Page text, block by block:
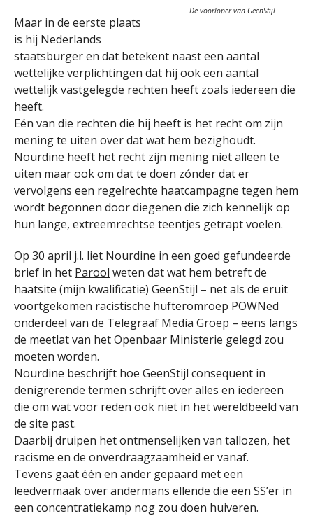
De voorloper van GeenStijl
Maar in de eerste plaats
is hij Nederlands
staatsburger en dat betekent naast een aantal
wettelijke verplichtingen dat hij ook een aantal
wettelijk vastgelegde rechten heeft zoals iedereen die
heeft.
Eén van die rechten die hij heeft is het recht om zijn
mening te uiten over dat wat hem bezighoudt.
Nourdine heeft het recht zijn mening niet alleen te
uiten maar ook om dat te doen zónder dat er
vervolgens een regelrechte haatcampagne tegen hem
wordt begonnen door diegenen die zich kennelijk op
hun lange, extreemrechtse teentjes getrapt voelen.
Op 30 april j.l. liet Nourdine in een goed gefundeerde
brief in het Parool weten dat wat hem betreft de
haatsite (mijn kwalificatie) GeenStijl – net als de eruit
voortgekomen racistische hufteromroep POWNed
onderdeel van de Telegraaf Media Groep – eens langs
de meetlat van het Openbaar Ministerie gelegd zou
moeten worden.
Nourdine beschrijft hoe GeenStijl consequent in
denigrerende termen schrijft over alles en iedereen
die om wat voor reden ook niet in het wereldbeeld van
de site past.
Daarbij druipen het ontmenselijken van tallozen, het
racisme en de onverdraagzaamheid er vanaf.
Tevens gaat één en ander gepaard met een
leedvermaak over andermans ellende die een SS’er in
een concentratiekamp nog zou doen huiveren.